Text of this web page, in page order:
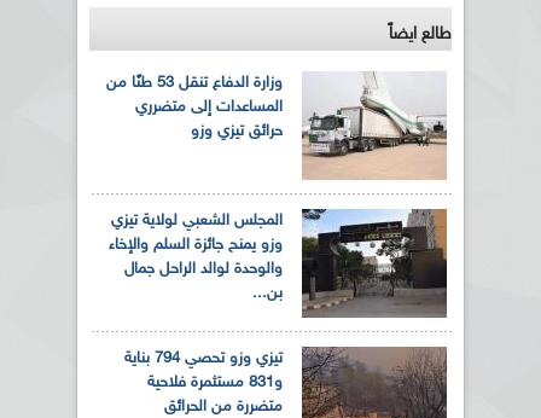
طالع ايضاً
وزارة الدفاع تنقل 53 طنًا من
المساعدات إلى متضرري
حرائق تيزي وزو
المجلس الشعبي لولاية تيزي
وزو يمنح جائزة السلم والإخاء
والوحدة لوالد الراحل جمال
بن...
تيزي وزو تحصي 794 بناية
و831 مستثمرة فلاحية
متضررة من الحرائق